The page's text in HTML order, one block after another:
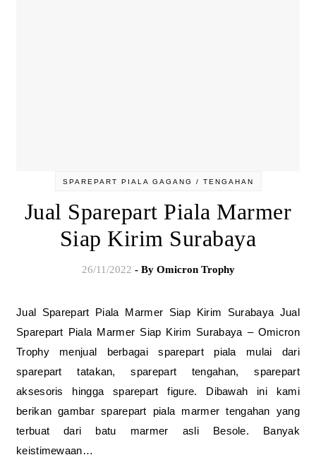
SPAREPART PIALA GAGANG / TENGAHAN
Jual Sparepart Piala Marmer
Siap Kirim Surabaya
26/11/2022 - By Omicron Trophy
Jual Sparepart Piala Marmer Siap Kirim Surabaya Jual
Sparepart Piala Marmer Siap Kirim Surabaya – Omicron
Trophy menjual berbagai sparepart piala mulai dari
sparepart tatakan, sparepart tengahan, sparepart
aksesoris hingga sparepart figure. Dibawah ini kami
berikan gambar sparepart piala marmer tengahan yang
terbuat dari batu marmer asli Besole. Banyak
keistimewaan…